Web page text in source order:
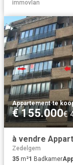
immovlan
Appartement·te
€ 155.000€
à vendre
Zedelgem
35 m²1 Badkamer